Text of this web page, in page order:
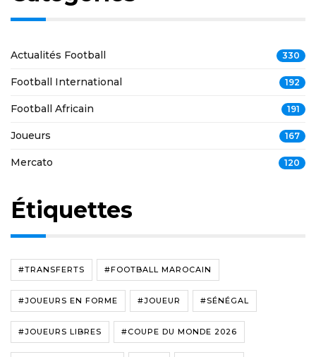
Actualités Football 330
Football International 192
Football Africain 191
Joueurs 167
Mercato 120
Étiquettes
#TRANSFERTS #FOOTBALL MAROCAIN
#JOUEURS EN FORME #JOUEUR #SÉNÉGAL
#JOUEURS LIBRES #COUPE DU MONDE 2026